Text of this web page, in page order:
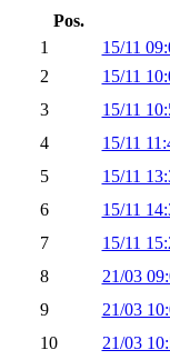
Pos.
1
15/11
2
15/11
3
15/11
4
15/11
5
15/11
6
15/11
7
15/11
8
21/03
9
21/03
10
21/03